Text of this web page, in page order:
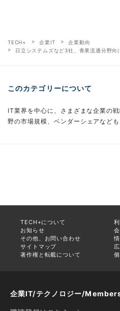
TECH+ 企業IT
企業動向
日立システムズなど3社、青果流通分野
このカテゴリーについて
IT業界を中心に、さまざまな企業の
野の市場規模、ベンダーシェアなども
TECH+について
お知らせ
その他、お問い合わせ
サイトマップ
著作権と転載について
企業IT/テクノロジー/